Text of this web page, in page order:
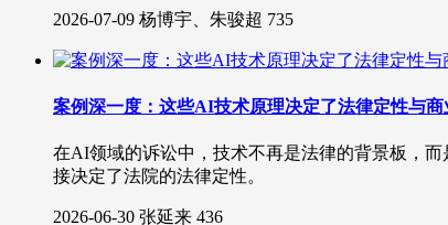
2026-07-09 杨博宇、朱骏超 735
案例深一度：这些AI技术原理决定了法律定性与商
在AI领域的诉讼中，技术不再是法律的背景板，
接决定了法院的法律定性。
2026-06-30 张延来 436